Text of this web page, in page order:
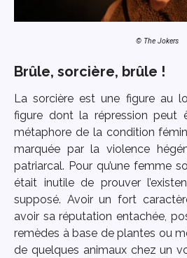
© The Jokers
Brûle, sorcière, brûle !
La sorcière est une figure au
figure dont la répression peut
métaphore de la condition
marquée par la violence
patriarcal. Pour qu’une femme
était inutile de prouver
supposé. Avoir un fort
avoir sa réputation entachée,
remèdes à base de plantes ou
de quelques animaux chez un